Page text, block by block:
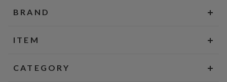
BRAND
ITEM
CATEGORY